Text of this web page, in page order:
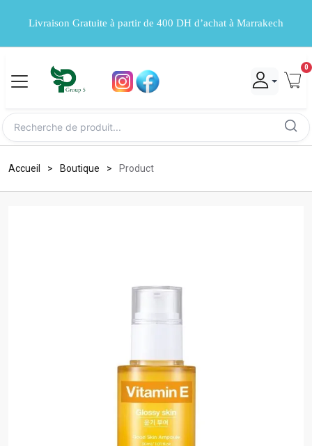
Livraison Gratuite à partir de 400 DH d’achat à Marrakech
0
Accueil Boutique Product